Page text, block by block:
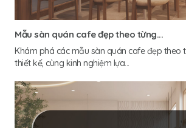
Mẫu sàn quán cafe đẹp theo từng...
Khám phá các mẫu sàn quán cafe đẹp theo
thiết kế, cùng kinh nghiệm lựa...